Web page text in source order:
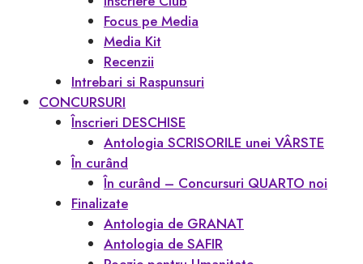
Focus pe Media
Media Kit
Recenzii
Intrebari si Raspunsuri
CONCURSURI
Înscrieri DESCHISE
Antologia SCRISORILE unei VÂRSTE
În curând
În curând – Concursuri QUARTO noi
Finalizate
Antologia de GRANAT
Antologia de SAFIR